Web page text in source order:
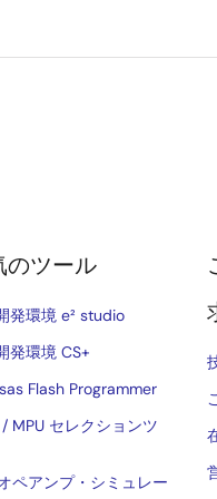
のツール
発環境 e² studio
発環境 CS+
Flash Programmer
MPU セレクションツ
ペアンプ・シミュレー